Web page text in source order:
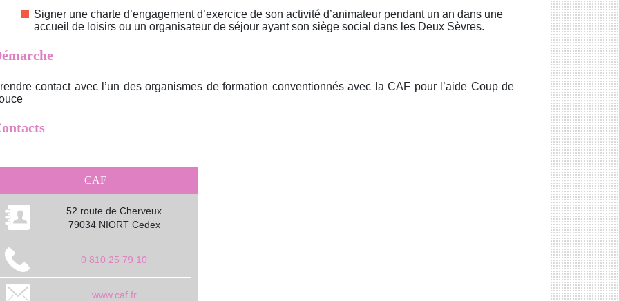
Signer une charte d’engagement d’exercice de son activité d’animateur pendant un an dans une
accueil de loisirs ou un organisateur de séjour ayant son siège social dans les Deux Sèvres.
contact avec l’un des organismes de formation conventionnés avec la CAF pour l’aide Coup de
CAF
52 route de Cherveux
79034 NIORT Cedex
0 810 25 79 10
www.caf.fr